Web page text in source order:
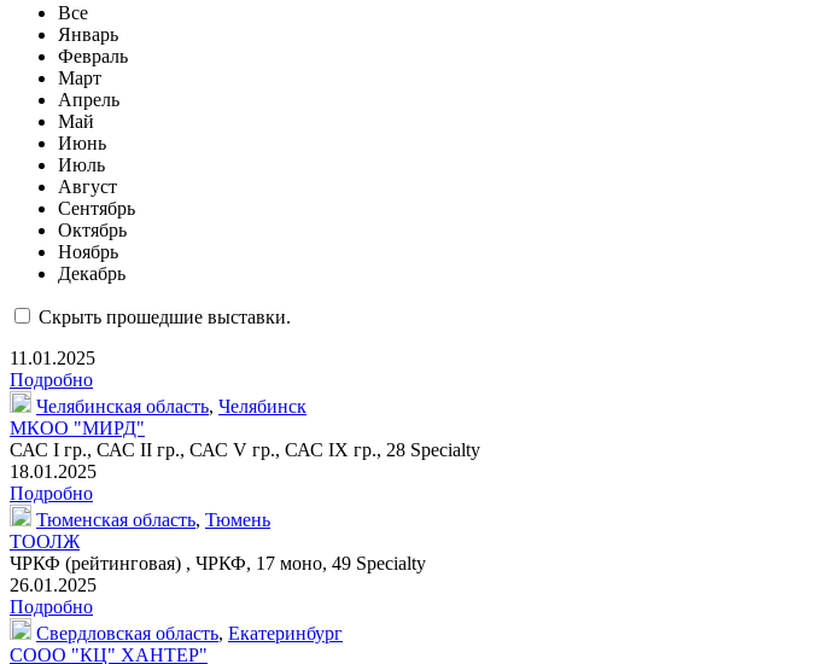
Все
Январь
Февраль
Март
Апрель
Май
Июнь
Июль
Август
Сентябрь
Октябрь
Ноябрь
Декабрь
Скрыть прошедшие выставки.
11.01.2025
Подробно
Челябинская область, Челябинск
МКОО "МИРД"
САС I гр., САС II гр., САС V гр., САС IX гр., 28 Specialty
18.01.2025
Подробно
Тюменская область, Тюмень
ТООЛЖ
ЧРКФ (рейтинговая) , ЧРКФ, 17 моно, 49 Specialty
26.01.2025
Подробно
Свердловская область, Екатеринбург
СООО "КЦ" ХАНТЕР"